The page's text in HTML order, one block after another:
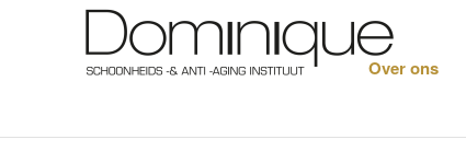
Over ons